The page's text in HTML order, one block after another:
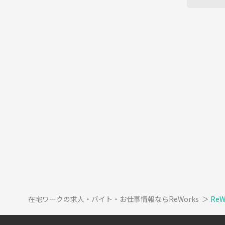
在宅ワークの求人・バイト・お仕事情報ならReWorks ＞